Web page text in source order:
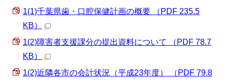
1(1)千葉県歯・口腔保健計画の概要 （PDF 235.5
KB）
1(2)障害者支援課分の提出資料について （PDF 78.7
KB）
1(2)近隣各市の会計状況（平成23年度） （PDF 79.8